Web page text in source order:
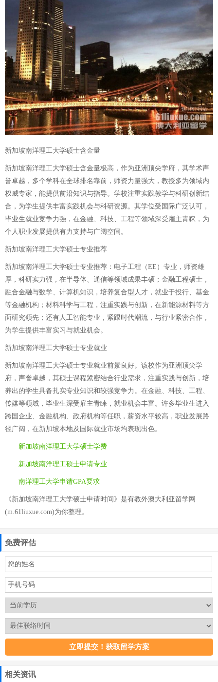
新加坡南洋理工大学硕士含金量
新加坡南洋理工大学硕士含金量极高，作为亚洲顶尖学府，其学术声
誉卓越，多个学科在全球排名靠前，师资力量强大，教授多为领域内
权威专家，能提供前沿知识与指导。学校注重实践教学与科研创新结
合，为学生提供丰富实践机会与科研资源。其学位受国际广泛认可，
毕业生就业竞争力强，在金融、科技、工程等领域深受雇主青睐，为
个人职业发展提供有力支持与广阔空间。
新加坡南洋理工大学硕士专业推荐
新加坡南洋理工大学硕士专业推荐：电子工程（EE）专业，师资雄
厚，科研实力强，在半导体、通信等领域成果丰硕；金融工程硕士，
融合金融与数学、计算机知识，培养复合型人才，就业于投行、基金
等金融机构；材料科学与工程，注重实践与创新，在新能源材料等方
面研究领先；还有人工智能专业，紧跟时代潮流，与行业紧密合作，
为学生提供丰富实习与就业机会。
新加坡南洋理工大学硕士专业就业
新加坡南洋理工大学硕士专业就业前景良好。该校作为亚洲顶尖学
府，声誉卓越，其硕士课程紧密结合行业需求，注重实践与创新，培
养出的学生具备扎实专业知识和较强竞争力。在金融、科技、工程、
传媒等领域，毕业生深受雇主青睐，就业机会丰富。许多毕业生进入
跨国企业、金融机构、政府机构等任职，薪资水平较高，职业发展路
径广阔，在新加坡本地及国际就业市场均表现出色。
新加坡南洋理工大学硕士学费
新加坡南洋理工硕士申请专业
南洋理工大学申请GPA要求
《新加坡南洋理工大学硕士申请时间》是有教外澳大利亚留学网
(m.61liuxue.com)为你整理。
免费评估
相关资讯